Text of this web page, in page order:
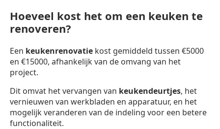
Hoeveel kost het om een keuken te
renoveren?
Een keukenrenovatie kost gemiddeld tussen €5000
en €15000, afhankelijk van de omvang van het
project.
Dit omvat het vervangen van keukendeurtjes, het
vernieuwen van werkbladen en apparatuur, en het
mogelijk veranderen van de indeling voor een betere
functionaliteit.